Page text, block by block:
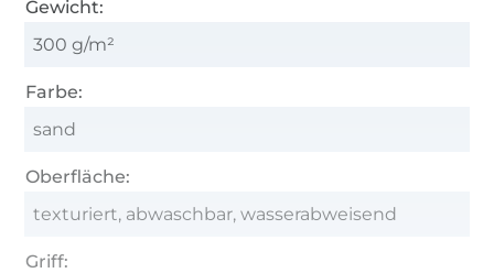
Gewicht:
300 g/m²
Farbe:
sand
Oberfläche:
texturiert, abwaschbar, wasserabweisend
Griff: